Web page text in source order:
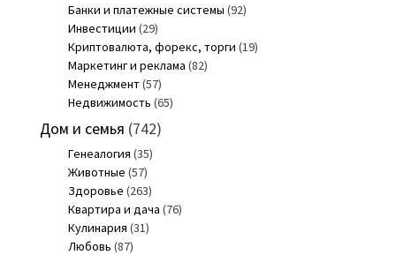
Банки и платежные системы (92)
Инвестиции (29)
Криптовалюта, форекс, торги (19)
Маркетинг и реклама (82)
Менеджмент(57)
Недвижимость (65)
Дом и семья (742)
Генеалогия (35)
Животные (57)
Здоровье (263)
Квартира и дача (76)
Кулинария (31)
Любовь (87)